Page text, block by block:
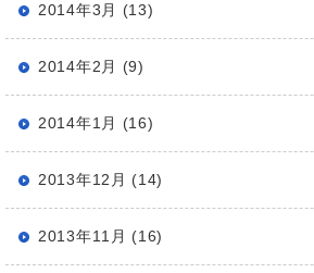
2014年3月 (13)
2014年2月 (9)
2014年1月 (16)
2013年12月 (14)
2013年11月 (16)